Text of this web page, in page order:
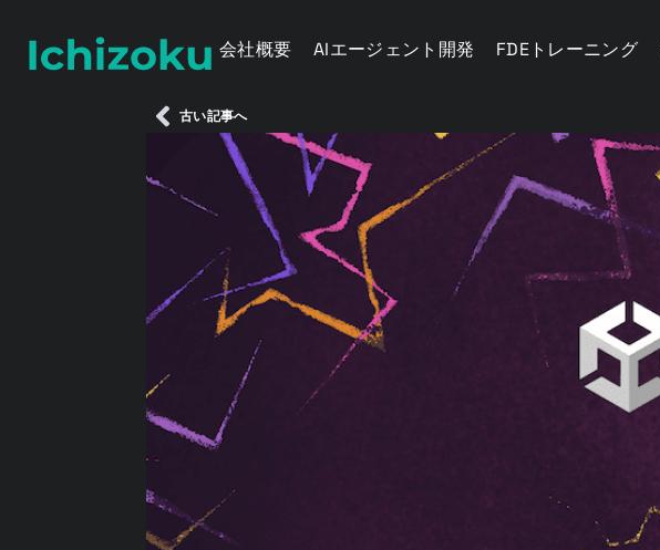
会社概要 AIエージェント開発 FDEトレーニング
古い記事へ